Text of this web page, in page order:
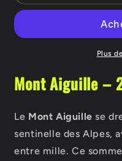
Plus
Mont Aiguille –
Le Mont Aiguille se
sentinelle des Alpes,
entre mille. Ce